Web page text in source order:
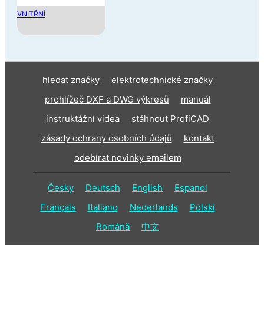
VNITŘNÍ
hledat značky
elektrotechnické značky
prohlížeč DXF a DWG výkresů
manuál
instruktážní videa
stáhnout ProfiCAD
zásady ochrany osobních údajů
kontakt
odebírat novinky emailem
Česky Deutsch English
Espanol
Français
Italiano Nederlands
Polski
Română
中文